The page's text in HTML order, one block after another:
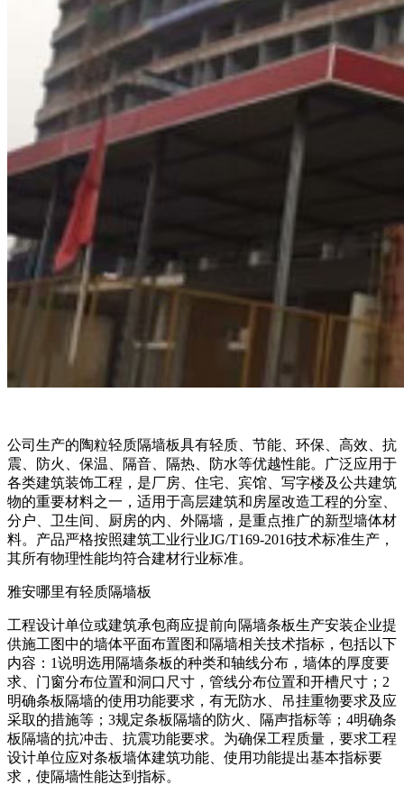
公司生产的陶粒轻质隔墙板具有轻质、节能、环保、高效、抗
震、防火、保温、隔音、隔热、防水等优越性能。广泛应用于
各类建筑装饰工程，是厂房、住宅、宾馆、写字楼及公共建筑
物的重要材料之一，适用于高层建筑和房屋改造工程的分室、
分户、卫生间、厨房的内、外隔墙，是重点推广的新型墙体材
料。产品严格按照建筑工业行业JG/T169-2016技术标准生产，
其所有物理性能均符合建材行业标准。
雅安哪里有轻质隔墙板
工程设计单位或建筑承包商应提前向隔墙条板生产安装企业提
供施工图中的墙体平面布置图和隔墙相关技术指标，包括以下
内容：1说明选用隔墙条板的种类和轴线分布，墙体的厚度要
求、门窗分布位置和洞口尺寸，管线分布位置和开槽尺寸；2
明确条板隔墙的使用功能要求，有无防水、吊挂重物要求及应
采取的措施等；3规定条板隔墙的防火、隔声指标等；4明确条
板隔墙的抗冲击、抗震功能要求。为确保工程质量，要求工程
设计单位应对条板墙体建筑功能、使用功能提出基本指标要
求，使隔墙性能达到指标。